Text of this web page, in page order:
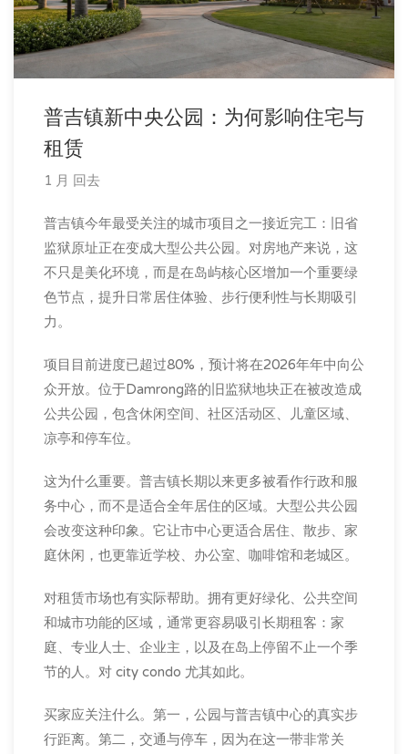
普吉镇新中央公园：为何影响住宅与
租赁
1 月 回去
普吉镇今年最受关注的城市项目之一接近完工：旧省
监狱原址正在变成大型公共公园。对房地产来说，这
不只是美化环境，而是在岛屿核心区增加一个重要绿
色节点，提升日常居住体验、步行便利性与长期吸引
力。
项目目前进度已超过80%，预计将在2026年年中向公
众开放。位于Damrong路的旧监狱地块正在被改造成
公共公园，包含休闲空间、社区活动区、儿童区域、
凉亭和停车位。
这为什么重要。普吉镇长期以来更多被看作行政和服
务中心，而不是适合全年居住的区域。大型公共公园
会改变这种印象。它让市中心更适合居住、散步、家
庭休闲，也更靠近学校、办公室、咖啡馆和老城区。
对租赁市场也有实际帮助。拥有更好绿化、公共空间
和城市功能的区域，通常更容易吸引长期租客：家
庭、专业人士、企业主，以及在岛上停留不止一个季
节的人。对 city condo 尤其如此。
买家应关注什么。第一，公园与普吉镇中心的真实步
行距离。第二，交通与停车，因为在这一带非常关